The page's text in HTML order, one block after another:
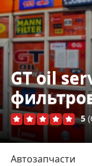
GT oil
5
Автозапчасти